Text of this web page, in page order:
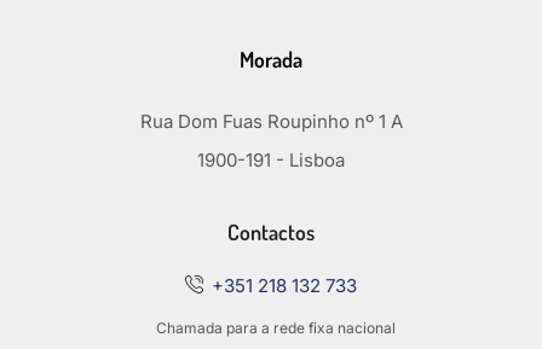
Morada
Rua Dom Fuas Roupinho nº 1 A
1900-191 - Lisboa
Contactos
+351 218 132 733
Chamada para a rede fixa nacional